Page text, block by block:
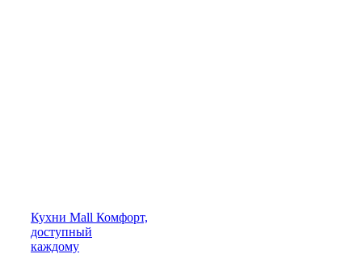
Кухни Mall Комфорт,
доступный
каждому